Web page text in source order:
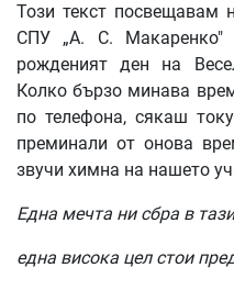
Този текст посвещавам
СПУ „А. С. Макаренко"
рожденият ден на
Колко бързо минава
по телефона, сякаш
преминали от онова
звучи химна на нашето
Една мечта ни сбра в тази
една висока цел стои